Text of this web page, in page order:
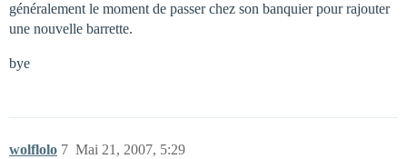
généralement le moment de passer chez son banquier pour rajouter
une nouvelle barrette.
bye
wolflolo Mai 21, 2007, 5:29
7